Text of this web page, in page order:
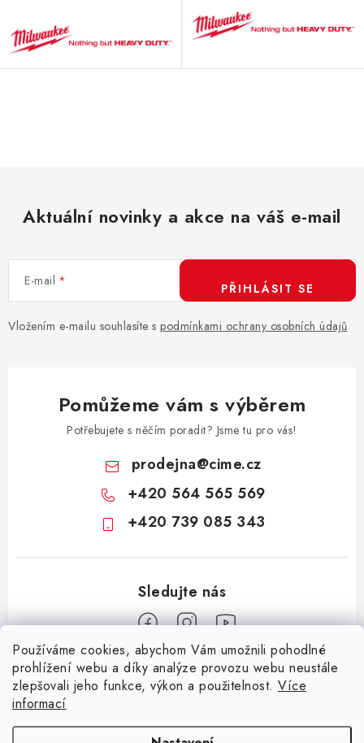
Používáme cookies, abychom Vám umožnili pohodlné
prohlížení webu a díky analýze provozu webu neustále
zlepšovali jeho funkce, výkon a použitelnost. Více
informací
í
r
v
Aktuální novinky a akce na váš e-mail
E-mail
Vložením e-mailu souhlasíte s podmínkami ochrany osobních údajů
PŘIHLÁSIT SE
Pomůžeme vám s výběrem
Potřebujete s něčím poradit? Jsme tu pro vás!
prodejna@cime.cz
+420 564 565 569
+420 739 085 343
Informace pro vás